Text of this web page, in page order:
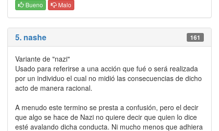
Bueno
Malo
5. nashe 161
Variante de "nazi"
Usado para referirse a una acción que fué o será realizada
por un individuo el cual no midió las consecuencias de dicho
acto de manera racional.
A menudo este termino se presta a confusión, pero el decir
que algo se hace de Nazi no quiere decir que quien lo dice
esté avalando dicha conducta. Ni mucho menos que adhiera